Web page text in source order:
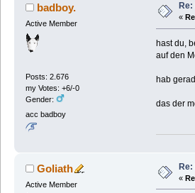
badboy.
Active Member
Posts: 2.676
my Votes: +6/-0
Gender:
acc badboy
«
hast du,
auf den
hab
das der
Goliath
Active Member
Re:
«